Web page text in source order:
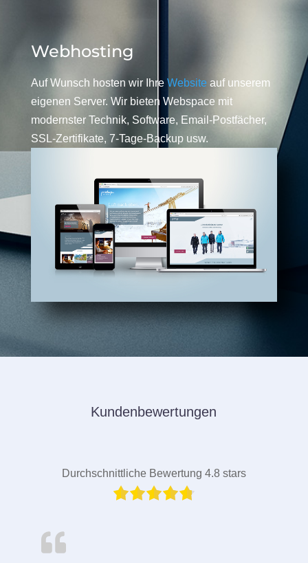
Webhosting
Auf Wunsch hosten wir Ihre Website auf unserem
eigenen Server. Wir bieten Webspace mit
modernster Technik, Software, Email-Postfächer,
SSL-Zertifikate, 7-Tage-Backup usw.
Kundenbewertungen
Durchschnittliche Bewertung 4.8 stars